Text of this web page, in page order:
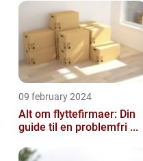
09 february 2024
Alt om flyttefirmaer: Din
guide til en problemfri ...